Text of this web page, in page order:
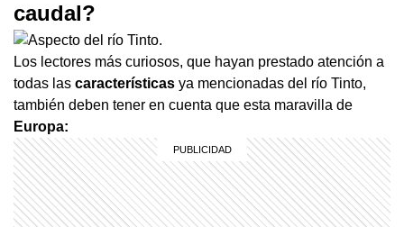
caudal?
Los lectores más curiosos, que hayan prestado atención a
todas las características ya mencionadas del río Tinto,
también deben tener en cuenta que esta maravilla de
Europa: